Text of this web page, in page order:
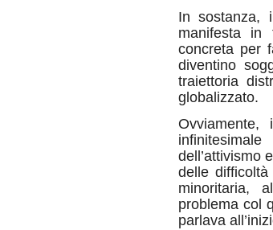
In sostanza,
manifesta in
concreta per
diventino
traiettoria
globalizzato.
dell’attivismo
delle
minoritaria,
problema col
parlava